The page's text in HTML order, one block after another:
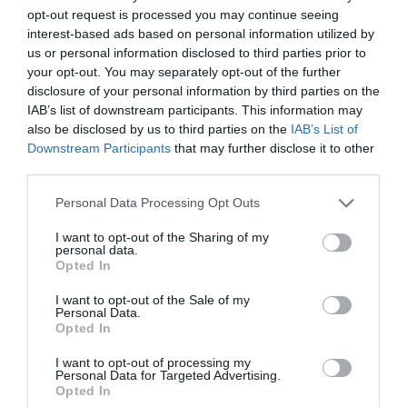
opt-out request is processed you may continue seeing
interest-based ads based on personal information utilized by
us or personal information disclosed to third parties prior to
your opt-out. You may separately opt-out of the further
disclosure of your personal information by third parties on the
IAB’s list of downstream participants. This information may
also be disclosed by us to third parties on the IAB’s List of
Downstream Participants that may further disclose it to other
Personal Data Processing Opt Outs
I want to opt-out of the Sharing of my
personal data.
Opted In
I want to opt-out of the Sale of my
Personal Data.
Opted In
I want to opt-out of processing my
Personal Data for Targeted Advertising.
Opted In
que allibera la persona humana de tasques que es
poden fer altrament, i augmenta la disponibilitat
per activitats que busquin cobrir objectius
personals, o col·lectius.
L'actual equació 'rendes del treball
transferències – impostos' = 'renda disponible
segurament augmentar la part de transferències
part d'activitats personals no retribuïdes en
benefici de la col·lectivitat ('serveis socials', 'treball
col.laboratiu'?).
Segurament una part de l'economia no
passarà per el mercat ni per el diner, sinó per la
col·laboració i la cooperació. També suposarà que